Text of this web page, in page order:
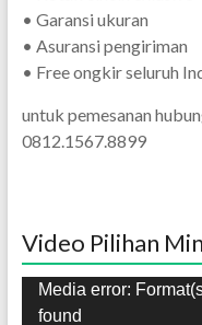
• Garansi ukuran
• Asuransi pengiriman
• Free ongkir seluruh
untuk pemesanan
0812.1567.8899
Video Pilihan
Pemutar
Video
Media error:
found